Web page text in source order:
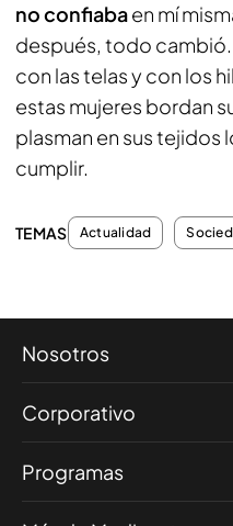
no confiabaen mí
después, todo
con las telas y con los
estas mujeres bordan
plasman en sus tejidos
cumplir.
TEMAS Actualidad
Nosotros
Corporativo
Programas